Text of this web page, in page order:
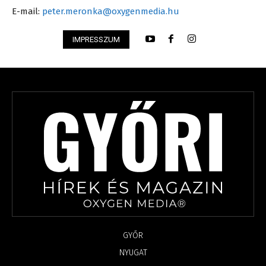
E-mail: peter.meronka@oxygenmedia.hu
IMPRESSZUM
GYŐR
NYUGAT